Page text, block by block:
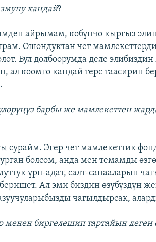
кандай?
айрымам, көбүнчө кыргыз
Ошондуктан чет
Бул долбоорумда деле
ал коомго кандай терс таасирин
барбы же мамлекеттен
сурайм. Эгер чет мамлекеттик
болсом, анда мен темамды
үрп-адат, салт-санааларын
Ал эми биздин өзүбүздүн
чагылдырсак,
менен биргелешип тартайын деген